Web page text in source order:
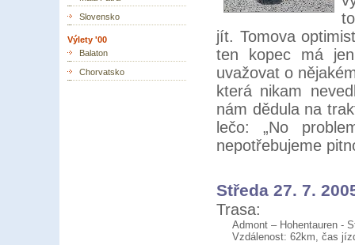
Slovensko
Výlety '00
Balaton
Chorvatsko
jít. Tomova
ten kopec má
uvažovat o
která nikam
nám dědula na
lečo: „No
nepotřebujeme
Středa 27. 7.
Trasa:
Admont – Hohentauren -
Vzdálenost: 62km, čas